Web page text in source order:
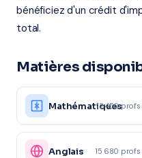
bénéficiez d'un crédit
total.
Matières
Mathématiques
12 450 profs
Anglais 15 680 profs